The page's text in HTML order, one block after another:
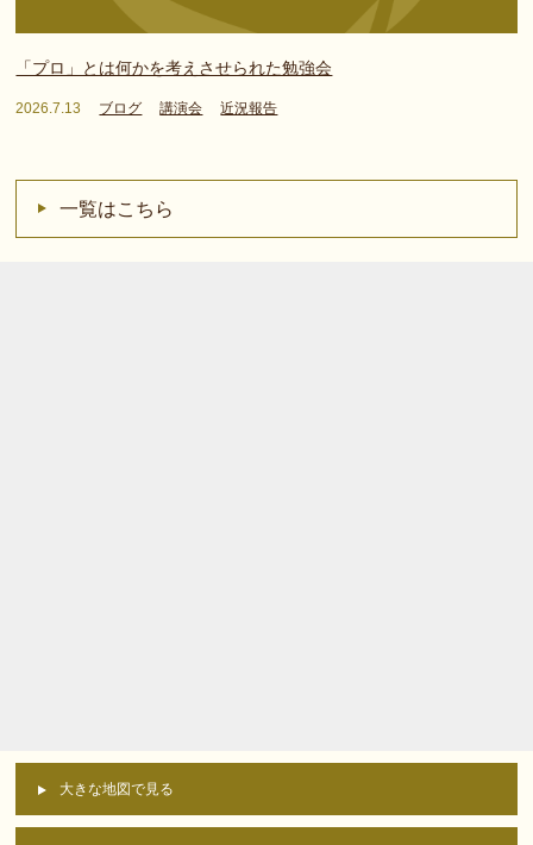
「プロ」とは何かを考えさせられた勉強会
2026.7.13 ブログ 講演会 近況報告
一覧はこちら
大きな地図で見る